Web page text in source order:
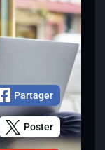
Partager
Poster